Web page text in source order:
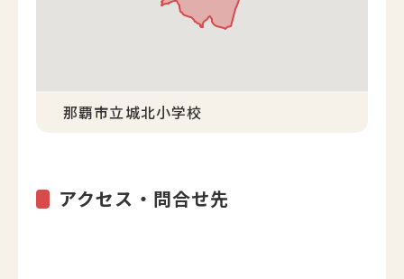
那覇市立城北小学校
アクセス・問合せ先